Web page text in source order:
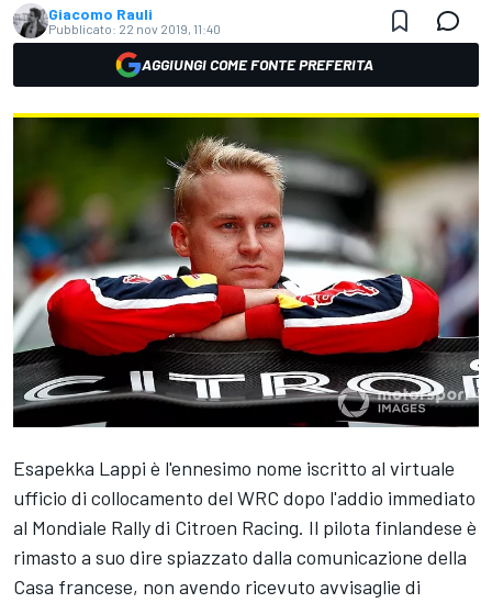
Giacomo Rauli
Pubblicato: 22 nov 2019, 11:40
AGGIUNGI COME FONTE PREFERITA
Esapekka Lappi è l'ennesimo nome iscritto al virtuale
ufficio di collocamento del WRC dopo l'addio immediato
al Mondiale Rally di Citroen Racing. Il pilota finlandese è
rimasto a suo dire spiazzato dalla comunicazione della
Casa francese, non avendo ricevuto avvisaglie di